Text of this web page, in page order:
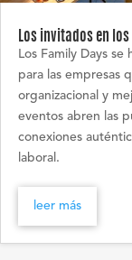
Los invitados en los
Los Family Days
para las empresas
organizacional y
eventos abren las
conexiones
laboral.
leer más